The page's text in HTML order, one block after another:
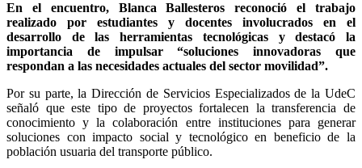
En el encuentro, Blanca Ballesteros reconoció el trabajo
realizado por estudiantes y docentes involucrados en el
desarrollo de las herramientas tecnológicas y destacó la
importancia deimpulsar “soluciones innovadoras que
respondan a las necesidades actuales del sector movilidad”.
Por su parte, la Dirección de Servicios Especializados de la UdeC
señaló que este tipo de proyectos fortalecen la transferencia de
conocimiento y la colaboración entre instituciones para generar
soluciones con impacto social y tecnológico en beneficio de la
población usuaria del transporte público.